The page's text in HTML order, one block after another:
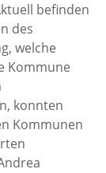
befinden
des
welche
Kommune
konnten
Kommunen